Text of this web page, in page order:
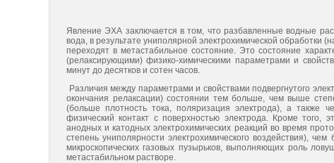
Явление ЭХА заключается в том, что разбавленные водные
вода, в результате униполярной электрохимической обработки
переходят в метастабильное состояние. Это состояние
(релаксирующими) физико-химическими параметрами и
минут до десятков и сотен часов.
Различия между параметрами и свойствами подвергнутого
окончания релаксации) состоянии тем больше, чем выше
(больше плотность тока, поляризация электрода), а также
физический контакт с поверхностью электрода. Кроме
анодных и катодных электрохимических реакций во время
степень униполярности электрохимического воздействия),
микроскопических газовых пузырьков, выполняющих роль
метастабильном растворе.